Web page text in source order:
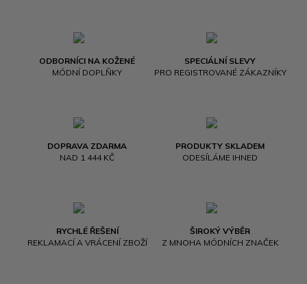
ODBORNÍCI NA KOŽENÉ
MÓDNÍ DOPLŇKY
SPECIÁLNÍ SLEVY
PRO REGISTROVANÉ ZÁKAZNÍKY
DOPRAVA ZDARMA
NAD 1 444 KČ
PRODUKTY SKLADEM
ODESÍLÁME IHNED
RYCHLÉ ŘEŠENÍ
REKLAMACÍ A VRÁCENÍ ZBOŽÍ
ŠIROKÝ VÝBĚR
Z MNOHA MÓDNÍCH ZNAČEK